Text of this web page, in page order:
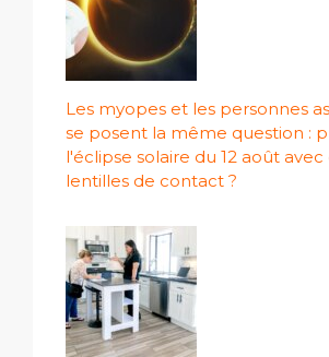
Les myopes et les personnes
se posent la même question :
l'éclipse solaire du 12 août avec
lentilles de contact ?